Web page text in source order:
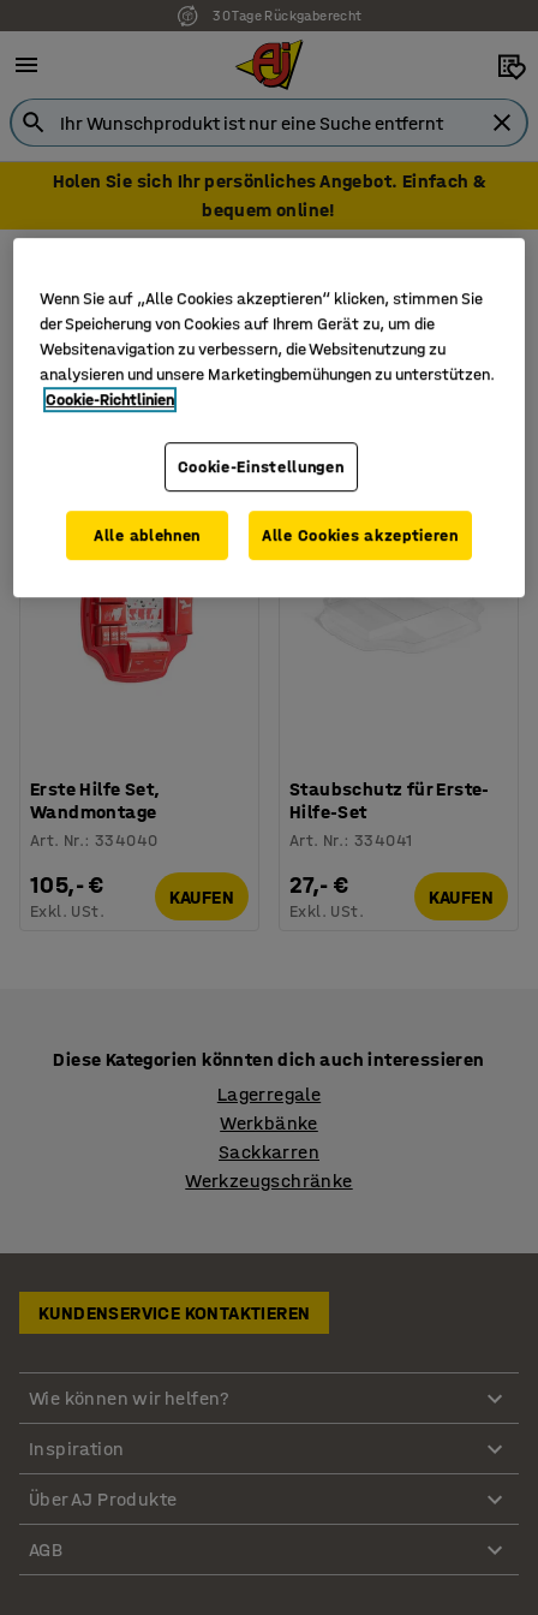
30 Tage Rückgaberecht
Holen Sie sich Ihr persönliches Angebot. Einfach &
bequem online!
Erste Hilfe Sets
Filter
Erste Hilfe Set,
Wandmontage
Art. Nr.:334040
105,- €
Exkl. USt.
KAUFEN
Staubschutz für Erste-
Hilfe-Set
Art. Nr.:334041
27,- €
Exkl. USt.
KAUFEN
Diese Kategorien könnten dich auch interessieren
Lagerregale
Werkbänke
Sackkarren
Werkzeugschränke
KUNDENSERVICE KONTAKTIEREN
Wie können wir helfen?
Inspiration
Über AJ Produkte
AGB
Wenn Sie auf „Alle Cookies akzeptieren“ klicken, stimmen Sie
der Speicherung von Cookies auf Ihrem Gerät zu, um die
Websitenavigation zu verbessern, die Websitenutzung zu
analysieren und unsere Marketingbemühungen zu unterstützen.
Cookie-Richtlinien
Cookie-Einstellungen
Alle ablehnen Alle Cookies akzeptieren